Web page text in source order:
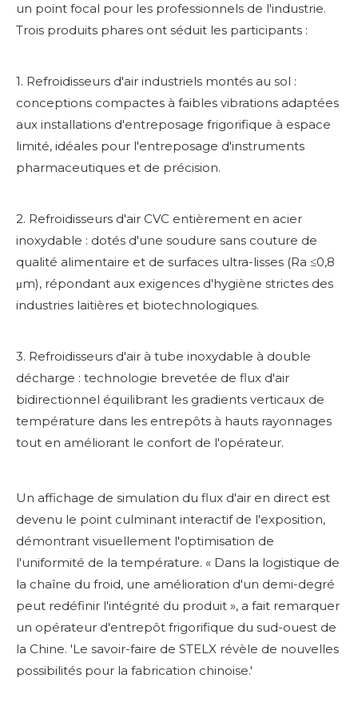
un point focal pour les professionnels de l'industrie.
Trois produits phares ont séduit les participants :
1. Refroidisseurs d'air industriels montés au sol :
conceptions compactes à faibles vibrations adaptées
aux installations d'entreposage frigorifique à espace
limité, idéales pour l'entreposage d'instruments
pharmaceutiques et de précision.
2. Refroidisseurs d'air CVC entièrement en acier
inoxydable : dotés d'une soudure sans couture de
qualité alimentaire et de surfaces ultra-lisses (Ra ≤0,8
μm), répondant aux exigences d'hygiène strictes des
industries laitières et biotechnologiques.
3. Refroidisseurs d'air à tube inoxydable à double
décharge : technologie brevetée de flux d'air
bidirectionnel équilibrant les gradients verticaux de
température dans les entrepôts à hauts rayonnages
tout en améliorant le confort de l'opérateur.
Un affichage de simulation du flux d'air en direct est
devenu le point culminant interactif de l'exposition,
démontrant visuellement l'optimisation de
l'uniformité de la température. « Dans la logistique de
la chaîne du froid, une amélioration d'un demi-degré
peut redéfinir l'intégrité du produit », a fait remarquer
un opérateur d'entrepôt frigorifique du sud-ouest de
la Chine. 'Le savoir-faire de STELX révèle de nouvelles
possibilités pour la fabrication chinoise.'